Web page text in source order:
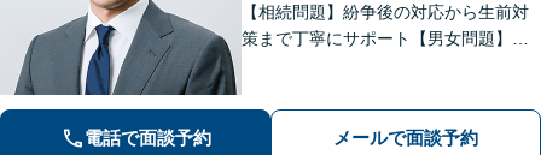
【相続問題】紛争後の対応から生前対
策まで丁寧にサポート【男女問題】金
に解決させましょう【夜間・休日面談
可】【WEB面談】【完全個室】
電話で面談予約 メールで面談予約